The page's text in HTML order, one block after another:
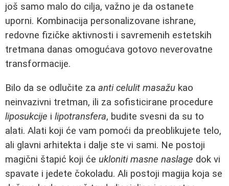
još samo malo do cilja, važno je da ostanete
uporni. Kombinacija personalizovane ishrane,
redovne fizičke aktivnosti i savremenih estetskih
tretmana danas omogućava gotovo neverovatne
transformacije.
Bilo da se odlučite za anti celulit masažu kao
neinvazivni tretman, ili za sofisticirane procedure
liposukcije i lipotransfera, budite svesni da su to
alati. Alati koji će vam pomoći da preoblikujete telo,
ali glavni arhitekta i dalje ste vi sami. Ne postoji
magični štapić koji će ukloniti masne naslage dok vi
spavate i jedete čokoladu. Ali postoji magija koja se